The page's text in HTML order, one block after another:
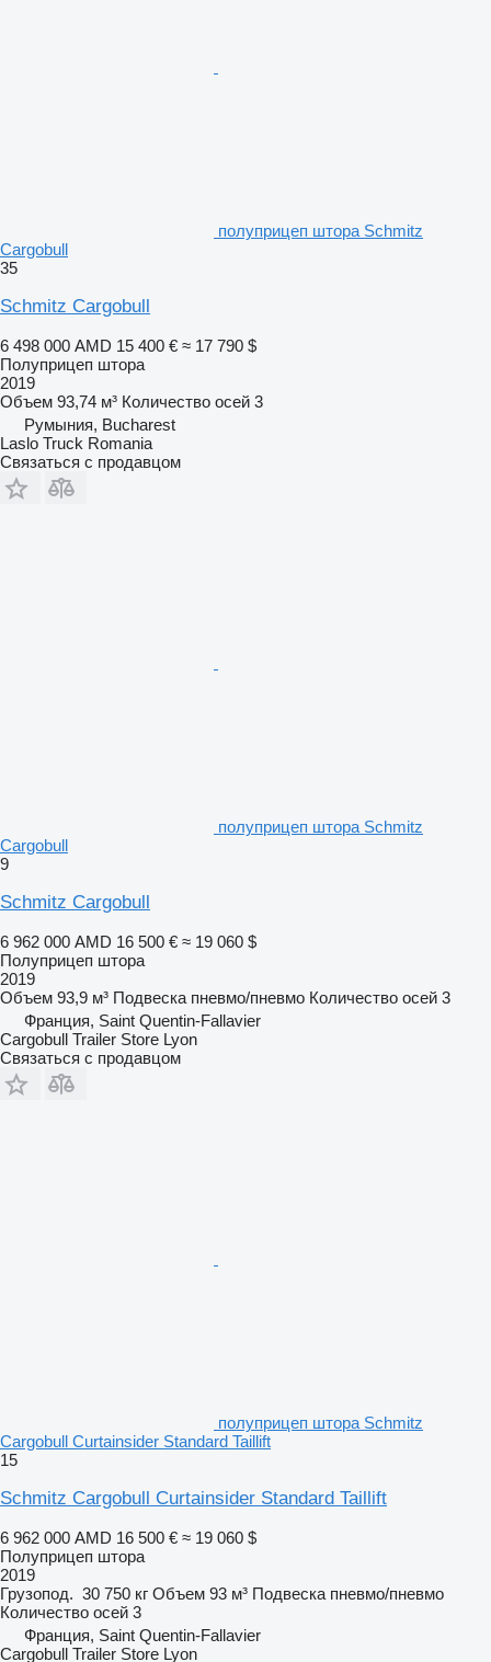
полуприцеп штора Schmitz
Cargobull
35
Schmitz Cargobull
6 498 000 AMD 15 400 € ≈ 17 790 $
Полуприцеп штора
2019
Объем 93,74 м³ Количество осей 3
Румыния, Bucharest
Laslo Truck Romania
Связаться с продавцом
полуприцеп штора Schmitz
Cargobull
9
Schmitz Cargobull
6 962 000 AMD 16 500 € ≈ 19 060 $
Полуприцеп штора
2019
Объем 93,9 м³ Подвеска пневмо/пневмо Количество осей 3
Франция, Saint Quentin-Fallavier
Cargobull Trailer Store Lyon
Связаться с продавцом
полуприцеп штора Schmitz
Cargobull Curtainsider Standard Taillift
15
Schmitz Cargobull Curtainsider Standard Taillift
6 962 000 AMD 16 500 € ≈ 19 060 $
Полуприцеп штора
2019
Грузопод. 30 750 кг Объем 93 м³ Подвеска пневмо/пневмо
Количество осей 3
Франция, Saint Quentin-Fallavier
Cargobull Trailer Store Lyon